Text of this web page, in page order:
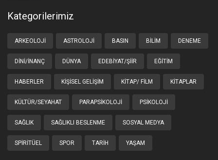
Kategorilerimiz
ARKEOLOJI ASTROLOJI BASIN BILIM DENEME
DINI/İNANÇ DÜNYA EDEBIYAT/ŞIIR EĞITIM
HABERLER KIŞISEL GELIŞIM KITAP/ FILM KITAPLAR
KÜLTÜR/SEYAHAT PARAPSIKOLOJI PSIKOLOJI
SAĞLIK SAĞLIKLI BESLENME SOSYAL MEDYA
SPIRITÜEL SPOR TARIH YAŞAM